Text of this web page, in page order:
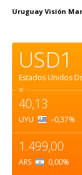
Uruguay Visión
USD1
Estados Unidos
=
40,13
UYU –0,37%
1.499,00
ARS 0,00%